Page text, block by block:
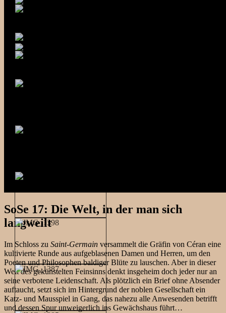
SoSe 17: Die Welt, in der man sich
langweilt
Im Schloss zu Saint-Germain versammelt die Gräfin von Céran eine
kultivierte Runde aus aufgeblasenen Damen und Herren, um den
Poeten und Philosophen baldiger Blüte zu lauschen. Aber in dieser
Welt des gekünstelten Feinsinns denkt insgeheim doch jeder nur an
seine verbotene Leidenschaft. Als plötzlich ein Brief ohne Absender
auftaucht, setzt sich im Hintergrund der noblen Gesellschaft ein
Katz- und Mausspiel in Gang, das nahezu alle Anwesenden betrifft
und dessen Spur unweigerlich ins Gewächshaus führt…